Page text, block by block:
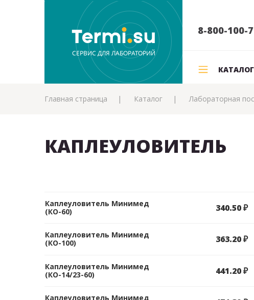
8-800-100-
КАТАЛОГ
Главная страница Каталог Лабораторная
КАПЛЕУЛОВИТЕЛЬ
Каплеуловитель Минимед
(КО-60)
340.50 ₽
Каплеуловитель Минимед
(КО-100)
363.20 ₽
Каплеуловитель Минимед
(КО-14/23-60)
441.20 ₽
Каплеуловитель Минимед